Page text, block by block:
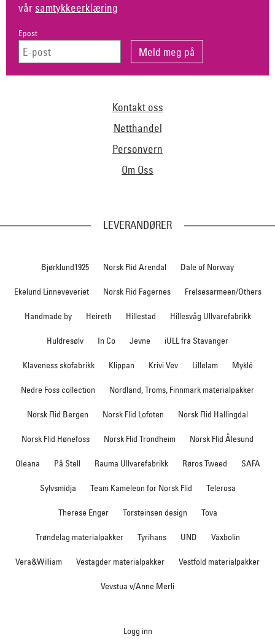
vår samtykkeerklæring
Epost
Kontakt oss
Netthandel
Personvern
Om Oss
LEVERANDØRER
Bjørklund1925 Norsk Flid Arendal Dale of Norway
Ekelund Linneveveriet Norsk Flid Fagernes Frelsesarmeen/Others
Handmade by Heireth Hillestad Hillesvåg Ullvarefabrikk
Huldresølv In Co Jevne iULL fra Stavanger
Klaveness skofabrikk Klippan Krivi Vev Lillelam Myklé
Nedre Foss collection Nordland, Troms, Finnmark materialpakker
Norsk Flid Bergen Norsk Flid Lofoten Norsk Flid Hallingdal
Norsk Flid Hønefoss Norsk Flid Trondheim Norsk Flid Ålesund
Oleana På Stell Rauma Ullvarefabrikk Røros Tweed SAFA
Sylvsmidja Team Kameleon for Norsk Flid Telerosa
Therese Enger Torsteinsen design Tova
Trøndelag materialpakker Tyrihans UND Växbolin
Vera&William Vestagder materialpakker Vestfold materialpakker
Vevstua v/Anne Merli
Logg inn